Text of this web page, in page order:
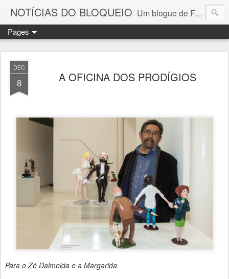
NOTÍCIAS DO BLOQUEIO Um blogue de Fernando Paulouro Neves
Pages
DEC
8 A OFICINA DOS PRODÍGIOS
Para o Zé Dalmeida e a Margarida